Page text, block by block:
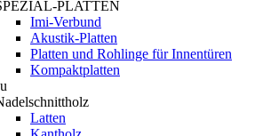
PLATTEN
Imi-Verbund
Akustik-Platten
Platten und Rohlinge für Innentüren
Kompaktplatten
Latten